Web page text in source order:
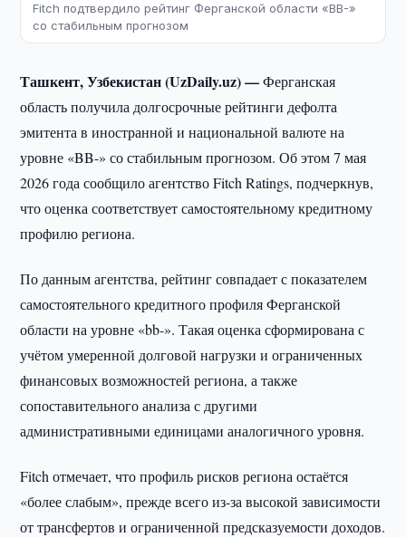
Fitch подтвердило рейтинг Ферганской области «BB-»
со стабильным прогнозом
Ташкент, Узбекистан (UzDaily.uz) —Ферганская
область получила долгосрочные рейтинги дефолта
эмитента в иностранной и национальной валюте на
уровне «BB-» со стабильным прогнозом. Об этом 7 мая
2026 года сообщило агентство Fitch Ratings, подчеркнув,
что оценка соответствует самостоятельному кредитному
профилю региона.
По данным агентства, рейтинг совпадает с показателем
самостоятельного кредитного профиля Ферганской
области на уровне «bb-». Такая оценка сформирована с
учётом умеренной долговой нагрузки и ограниченных
финансовых возможностей региона, а также
сопоставительного анализа с другими
административными единицами аналогичного уровня.
Fitch отмечает, что профиль рисков региона остаётся
«более слабым», прежде всего из-за высокой зависимости
от трансфертов и ограниченной предсказуемости доходов.